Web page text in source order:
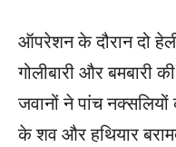
ऑपरेशन के दौरान दो
गोलीबारी और
जवानों ने पांच
के शव और हथियार